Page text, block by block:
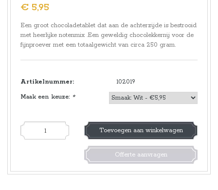
€ 5,95
Een groot chocoladetablet dat aan de achterzijde is bestrooid
met heerlijke notenmix .Een geweldig chocolekkernij voor de
fijnproever met een totaalgewicht van circa 250 gram.
Artikelnummer: 102019
Maak een keuze: *
Toevoegen aan winkelwagen
Offerte aanvragen